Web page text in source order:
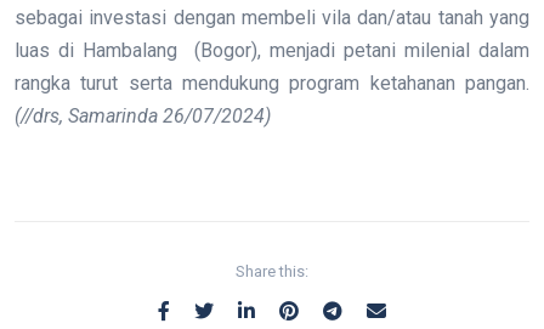
sebagai investasi dengan membeli vila dan/atau tanah yang
luas di Hambalang (Bogor), menjadi petani milenial dalam
rangka turut serta mendukung program ketahanan pangan.
(//drs, Samarinda 26/07/2024)
Share this: